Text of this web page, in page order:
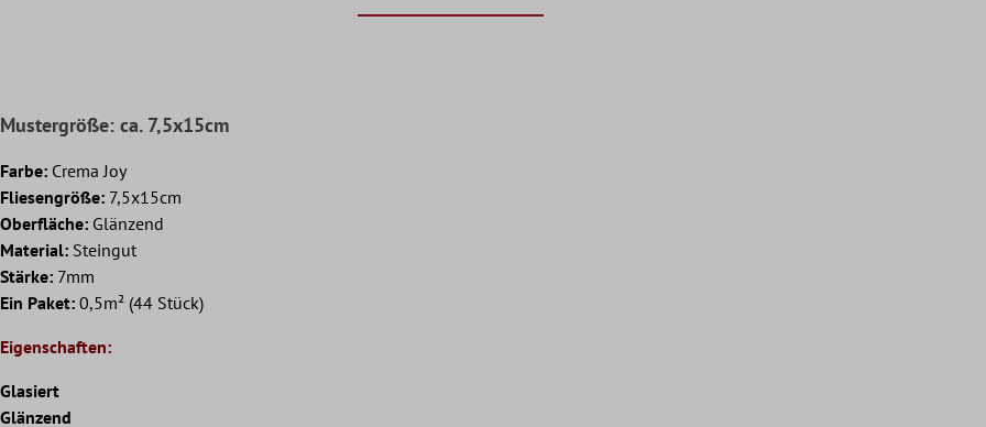
Mustergröße: ca. 7,5x15cm
Farbe: Crema Joy
Fliesengröße: 7,5x15cm
Oberfläche: Glänzend
Material: Steingut
Stärke: 7mm
Ein Paket: 0,5m² (44 Stück)
Eigenschaften:
Glasiert
Glänzend